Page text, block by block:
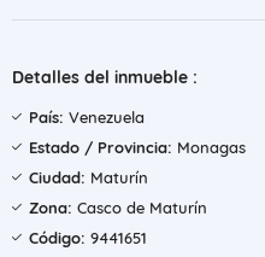
Detalles del inmueble :
País: Venezuela
Estado / Provincia: Monagas
Ciudad: Maturín
Zona: Casco de Maturín
Código: 9441651